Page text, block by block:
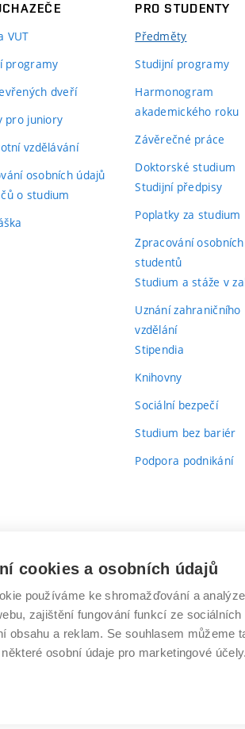
VUT
programy
dveří
pro juniory
vzdělávání
osobních údajů
o studium
PRO STUDENTY
Předměty
Studijní programy
Harmonogram
akademického roku
Závěrečné práce
Doktorské studium
Studijní předpisy
Poplatky za studium
Zpracování
studentů
Studium a stáže v
Uznání zahraničního
vzdělání
Stipendia
Knihovny(externí
Sociální bezpečí
Studium bez bariér
Podpora podnikání
VYSOKÉ UČENÍ
Antonínská 548/1
602 00 Brno
cookies a osobních údajů
používáme ke shromažďování a
zajištění fungování funkcí ze
obsahu a reklam. Se souhlasem můžeme
osobní údaje pro marketingové účely.